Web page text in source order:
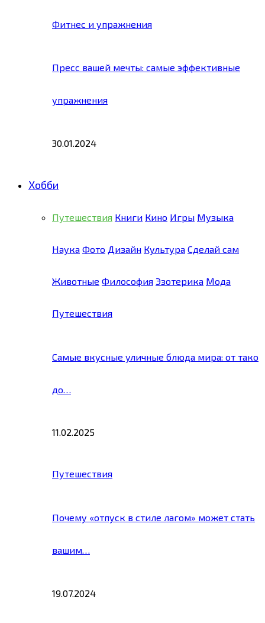
Фитнес и упражнения
Пресс вашей мечты: самые эффективные
упражнения
30.01.2024
Хобби
Путешествия Книги Кино Игры Музыка
Наука Фото Дизайн Культура Сделай сам
Животные Философия Эзотерика Мода
Путешествия
Самые вкусные уличные блюда мира: от тако
до…
11.02.2025
Путешествия
Почему «отпуск в стиле лагом» может стать
вашим…
19.07.2024